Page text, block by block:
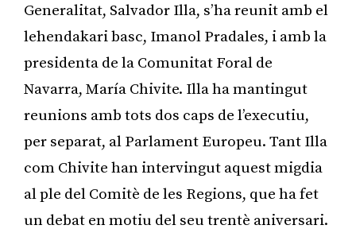
Generalitat, Salvador Illa, s’ha reunit amb el
lehendakari basc, Imanol Pradales, i amb la
presidenta de la Comunitat Foral de
Navarra, María Chivite. Illa ha mantingut
reunions amb tots dos caps de l’executiu,
per separat, al Parlament Europeu. Tant Illa
com Chivite han intervingut aquest migdia
al ple del Comitè de les Regions, que ha fet
un debat en motiu del seu trentè aniversari.